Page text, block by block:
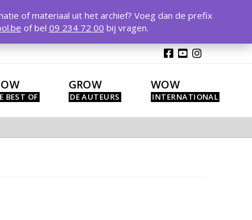
GROW WOW
of materiaal uit het archief? Voeg dan de prefix
of bel 09 234 72 00 bij vragen.